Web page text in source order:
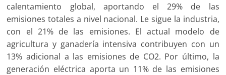
calentamiento global, aportando el 29% de las
emisiones totales a nivel nacional. Le sigue la industria,
con el 21% de las emisiones. El actual modelo de
agricultura y ganadería intensiva contribuyen con un
13% adicional a las emisiones de CO2. Por último, la
generación eléctrica aporta un 11% de las emisiones